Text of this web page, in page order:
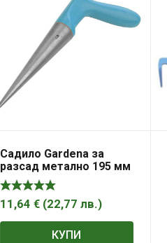
Садило Gardena за
разсад метално 195 мм
11,64€ (22,77лв.)
КУПИ